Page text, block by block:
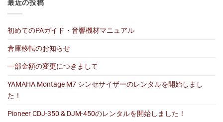
最近の投稿
初めてのPAガイド・音響機材マニュアル
倉庫移転のお知らせ
一部金額の変更につきまして
YAMAHA Montage M7 シンセサイザーのレンタルを開始しまし
た！
Pioneer CDJ-350 & DJM-450のレンタルを開始しました！